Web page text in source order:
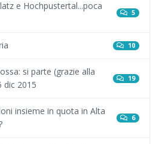
e Hochpustertal...poca
5
10
si parte (grazie alla
dic 2015
19
insieme in quota in Alta
6